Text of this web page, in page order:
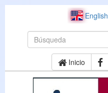
English
Inicio